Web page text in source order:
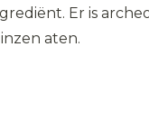
Er is
aten.